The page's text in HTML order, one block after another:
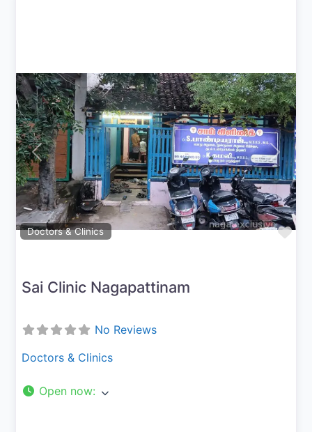
Doctors & Clinics
Previous Next
Sai Clinic Nagapattinam
No Reviews
Doctors & Clinics
Open now: